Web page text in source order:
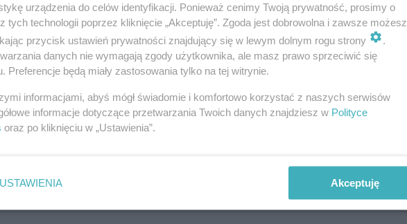
Mikroskopowa
Pola 1, 83-110 Tczew
urządzenia do celów identyfikacji. Ponieważ cenimy Twoją prywatność, prosimy o
tych technologii poprzez kliknięcie „Akceptuję”. Zgoda jest dobrowolna i zawsze możesz
przycisk ustawień prywatności znajdujący się w lewym dolnym rogu strony
.
danych nie wymagają zgody użytkownika, ale masz prawo sprzeciwić się
Preferencje będą miały zastosowania tylko na tej witrynie.
informacjami, abyś mógł świadomie i komfortowo korzystać z naszych serwisów
informacje dotyczące przetwarzania Twoich danych znajdziesz w Polityce
oraz po kliknięciu w „Ustawienia”.
USTAWIENIA Akceptuję